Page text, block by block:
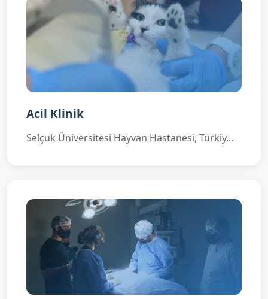
Acil Klinik
Selçuk Üniversitesi Hayvan Hastanesi, Türkiy...